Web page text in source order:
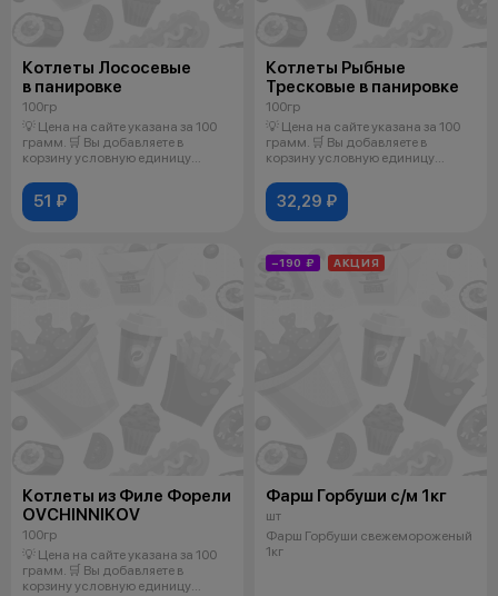
Котлеты Лососевые
в панировке
100гр
💡 Цена на сайте указана за 100
грамм. 🛒 Вы добавляете в
корзину условную единицу
51 ₽
Котлеты Рыбные
Тресковые в панировке
100гр
💡 Цена на сайте указана за 100
грамм. 🛒 Вы добавляете в
корзину условную единицу
32,29 ₽
Котлеты из Филе Форели
OVCHINNIKOV
100гр
💡 Цена на сайте указана за 100
грамм. 🛒 Вы добавляете в
корзину условную единицу
−190 ₽ АКЦИЯ
Фарш Горбуши с/м 1кг
шт
Фарш Горбуши свежемороженый
1кг